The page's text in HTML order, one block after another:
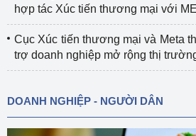
hợp tác Xúc tiến thương mại với
Cục Xúc tiến thương mại và Meta
trợ doanh nghiệp mở rộng thị
DOANH NGHIỆP - NGƯỜI DÂN